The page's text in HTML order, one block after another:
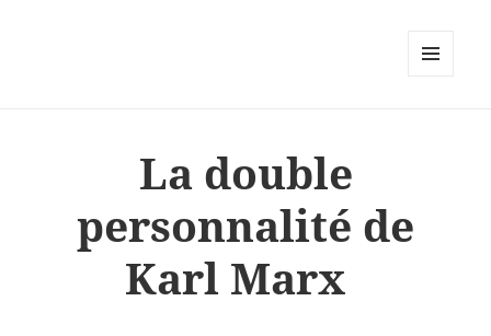
La double
personnalité de
Karl Marx